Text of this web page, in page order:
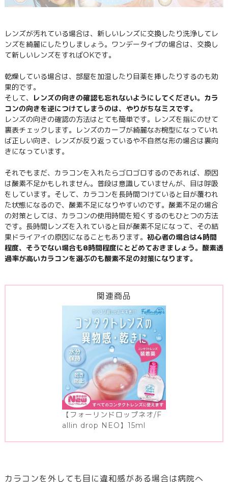
レンズが汚れている場合は、新しいレンズに交換したり洗浄してレ
ンズを綺麗にしたりしましょう。ワンデータイプの場合は、交換し
て新しいレンズをすればOKです。
乾燥している場合は、部屋を加湿したり目薬を挿したりするのも効
果的です。
そして、
レンズの向きの確認も忘れないようにしてください。カラ
コンの向きを逆につけてしまうのは、やりがちなミスです。
レンズの向きの確認の方法はとても簡単です。レンズを指にのせて
裏表チェックします。レンズのカーブが綺麗なお椀型になっていれ
ば正しい向き、レンズが反り返っているや不自然な形の場合は裏向
きになっています。
それでもまだ、カラコンを入れたらゴロゴロするのであれば、原因
は酸素不足かもしれません。普段は意識していませんが、目は呼吸
をしています。そして、カラコンを長時間つけていると目が覆われ
た状態になるので、酸素不足になりやすいのです。酸素不足の場合
の対策としては、カラコンの使用時間を短くするのもひとつの方法
です。長時間レンズを入れていると目が酸素不足になって、その結
果ドライアイの原因になることもあります。 初心者の場合は4時間
程度、そうでない場合も8時間程度にとどめておきましょう。酸素透
過率が高いカラコンを選ぶのも酸素不足の対策になります。
関連商品
【フォーリンドロップネオ/F
allin drop NEO】15ml
カラコンを外しても目に違和感がある場合は病院へ